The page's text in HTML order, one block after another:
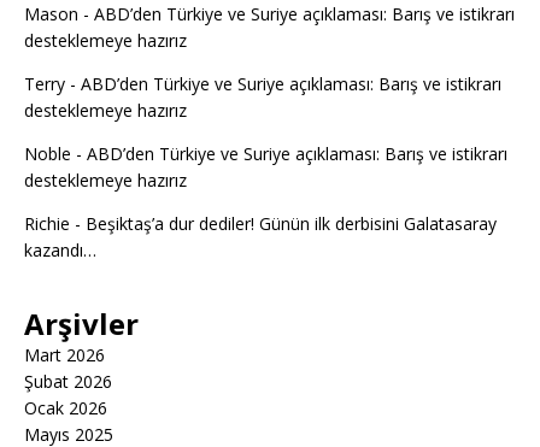
Mason - ABD’den Türkiye ve Suriye açıklaması: Barış ve istikrarı
desteklemeye hazırız
Terry - ABD’den Türkiye ve Suriye açıklaması: Barış ve istikrarı
desteklemeye hazırız
Noble - ABD’den Türkiye ve Suriye açıklaması: Barış ve istikrarı
desteklemeye hazırız
Richie - Beşiktaş’a dur dediler! Günün ilk derbisini Galatasaray
kazandı…
Arşivler
Mart 2026
Şubat 2026
Ocak 2026
Mayıs 2025